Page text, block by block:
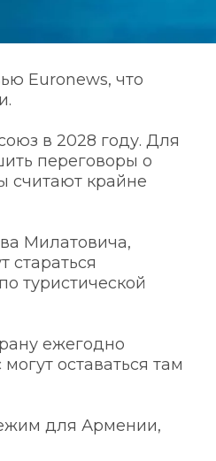
Euronews, что
в 2028 году. Для
переговоры о
считают крайне
Милатовича,
стараться
туристической
ежегодно
оставаться там
для Армении,